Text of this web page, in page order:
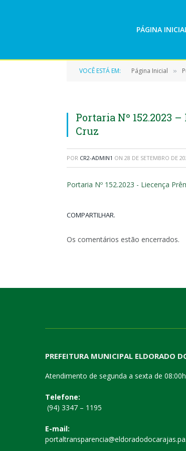
PÁGINA
VOCÊ ESTÁ EM: Página Inicial »
Portaria Nº 152.2023
Cruz
POR CR2-ADMIN1 ON 28 DE SETEMBRO DE
Portaria Nº 152.2023 - Liecença
COMPARTILHAR.
Os comentários estão encerrados.
PREFEITURA MUNICIPAL ELDORADO
Atendimento de segunda a sexta de
Telefone:
(94) 3347 – 1195
E-mail: